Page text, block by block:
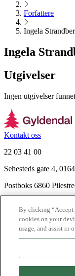
Forfattere
Ingela
Ingela
Utgivelser
Ingen utgivelser funnet
Kontakt oss
22 03 41 00
Sehesteds gate 4,
Postboks 6860
Nyhetsbrev
Ledige stillinger
Send inn manus
By clicking “Accept
cookies on your
usage, and assist in